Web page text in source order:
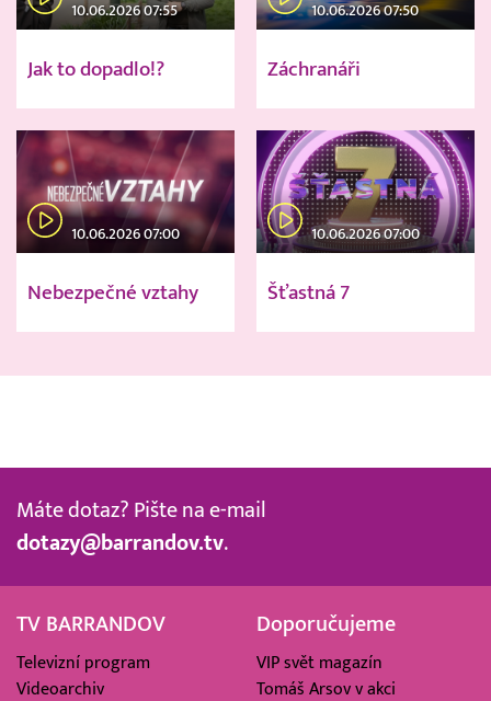
10.06.2026 07:55
Jak to dopadlo!?
10.06.2026 07:50
Záchranáři
10.06.2026 07:00
Nebezpečné vztahy
10.06.2026 07:00
Šťastná 7
Máte dotaz? Pište na e-mail
dotazy@barrandov.tv.
TV BARRANDOV
Televizní program
Videoarchiv
Doporučujeme
VIP svět magazín
Tomáš Arsov v akci